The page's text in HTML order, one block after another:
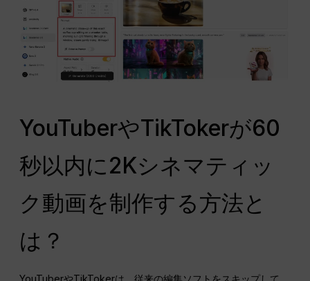
YouTuberやTikTokerが60
秒以内に2Kシネマティッ
ク動画を制作する方法と
は？
YouTuberやTikTokerは、従来の編集ソフトをスキップして、